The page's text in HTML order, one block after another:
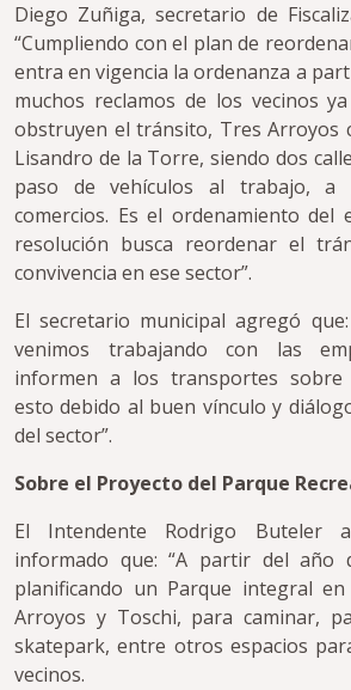
Diego Zuñiga, secretario de
“Cumpliendo con el plan de
entra en vigencia la ordenanza a
muchos reclamos de los vecinos
obstruyen el tránsito, Tres Arroyos
Lisandro de la Torre, siendo dos
paso de vehículos al trabajo, a
comercios. Es el ordenamiento del
resolución busca reordenar el
convivencia en ese sector”.
El secretario municipal agregó
venimos trabajando con las
informen a los transportes sobre
esto debido al buen vínculo y
del sector”.
Sobre el Proyecto del Parque
El Intendente Rodrigo Buteler
informado que: “A partir del año
planificando un Parque integral
Arroyos y Toschi, para caminar,
skatepark, entre otros espacios
vecinos.